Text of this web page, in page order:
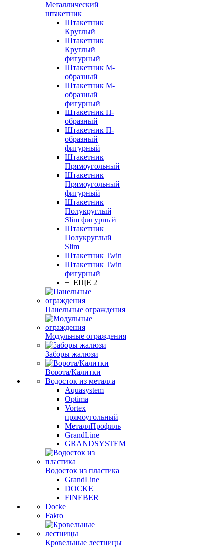
Металлический
штакетник
Штакетник
Круглый
Штакетник
Круглый
фигурный
Штакетник М-
образный
Штакетник М-
образный
фигурный
Штакетник П-
образный
Штакетник П-
образный
фигурный
Штакетник
Прямоугольный
Штакетник
Прямоугольный
фигурный
Штакетник
Полукруглый
Slim фигурный
Штакетник
Полукруглый
Slim
Штакетник Twin
Штакетник Twin
фигурный
+ ЕЩЕ 2
Панельные ограждения
Модульные ограждения
Заборы жалюзи
Ворота/Калитки
Водосток из металла
Aquasystem
Optima
Vortex
прямоугольный
МеталлПрофиль
GrandLine
GRANDSYSTEM
Водосток из пластика
GrandLine
DOCKE
FINEBER
Docke
Fakro
Кровельные лестницы